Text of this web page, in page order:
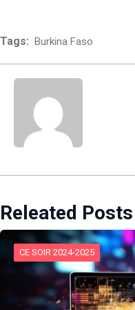
Tags: Burkina Faso
Releated Posts
CE SOIR 2024-2025